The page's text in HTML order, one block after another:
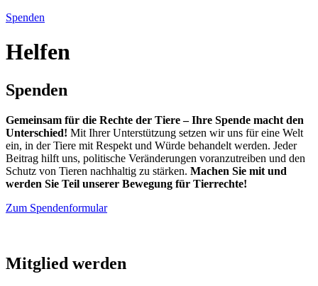
Spenden
Helfen
Spenden
Gemeinsam für die Rechte der Tiere – Ihre Spende macht den
Unterschied! Mit Ihrer Unterstützung setzen wir uns für eine Welt
ein, in der Tiere mit Respekt und Würde behandelt werden. Jeder
Beitrag hilft uns, politische Veränderungen voranzutreiben und den
Schutz von Tieren nachhaltig zu stärken. Machen Sie mit und
werden Sie Teil unserer Bewegung für Tierrechte!
Zum Spendenformular
Mitglied werden